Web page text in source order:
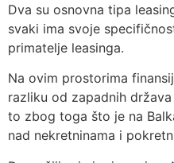
Dva su osnovna tipa
svaki ima svoje
primatelje leasinga.
Na ovim prostorima
razliku od zapadnih
to zbog toga što je na
nad nekretninama i